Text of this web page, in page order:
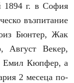
1894 г. в София
възпитание
Бюнтер, Жак
Векер,
Емил Кюпфер, а
2 месеца по-